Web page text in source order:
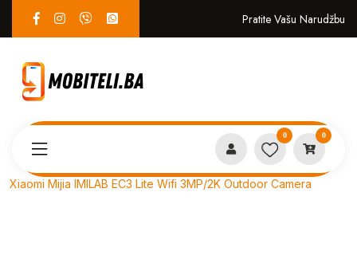
Pratite Vašu Narudžbu
0 0
Xiaomi Mijia IMILAB EC3 Lite Wifi 3MP/2K Outdoor Camera